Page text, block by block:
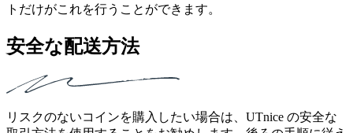
トだけがこれを行うことができます。
安全な配送方法
リスクのないコインを購入したい場合は、UTnice の安全な